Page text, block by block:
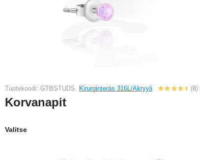
Tuotekoodi: GTBSTUDS, Kirurginteräs 316L/Akryyli (8)
Korvanapit
Valitse